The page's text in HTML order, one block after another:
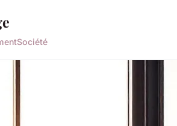
Société